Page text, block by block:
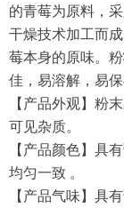
的青莓为原料，
干燥技术加工而
莓本身的原味。
佳，易溶解，易保
【产品外观】粉
可见杂质。
【产品颜色】具
均匀一致 。
【产品气味】具